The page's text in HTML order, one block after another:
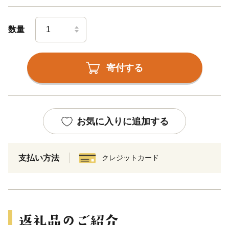
数量
寄付する
お気に入りに追加する
支払い方法 クレジットカード